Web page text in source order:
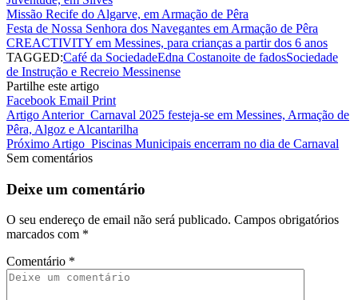
Missão Recife do Algarve, em Armação de Pêra
Festa de Nossa Senhora dos Navegantes em Armação de Pêra
CREACTIVITY em Messines, para crianças a partir dos 6 anos
TAGGED:Café da SociedadeEdna Costanoite de fadosSociedade
de Instrução e Recreio Messinense
Partilhe este artigo
Facebook Email Print
Artigo Anterior Carnaval 2025 festeja-se em Messines, Armação de
Pêra, Algoz e Alcantarilha
Próximo Artigo Piscinas Municipais encerram no dia de Carnaval
Sem comentários
Deixe um comentário
O seu endereço de email não será publicado. Campos obrigatórios
marcados com *
Comentário *